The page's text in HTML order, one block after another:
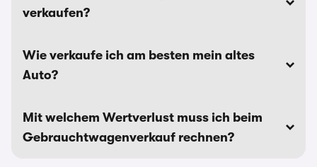
verkaufen?
Wie verkaufe ich am besten mein altes
Auto?
Mit welchem Wertverlust muss ich beim
Gebrauchtwagenverkauf rechnen?